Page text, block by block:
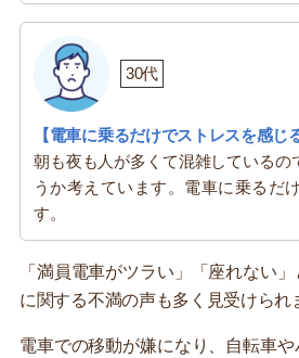
30代
【電車に乗るだけでストレスを感じ
朝も夜も人が多くて混雑しているの
うか考えています。電車に乗るだ
す。
「満員電車がツラい」「座れない
に関する不満の声も多く見受けられ
電車での移動が嫌になり、自転車